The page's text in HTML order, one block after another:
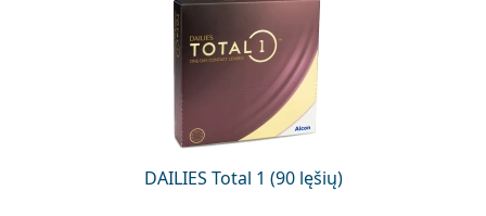
DAILIES Total 1 (90 lęšių)